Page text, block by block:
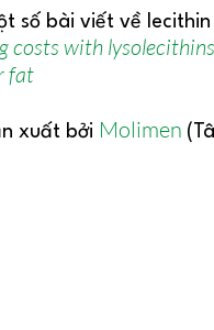
số bài viết về
costs with lysolecithins
fat
xuất bởi Molimen